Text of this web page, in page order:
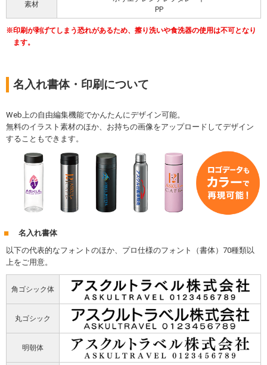
素材
PP
印刷が剥げてしまう恐れがあるため、擦り洗いや食洗器の使用は不可となり
ます。
名入れ書体・印刷について
Web上の自由編集機能でかんたんにデザイン可能。
無料のイラスト素材のほか、お持ちの画像をアップロードしてデザイン
することもできます。
名入れ書体
以下の代表的なフォントのほか、プロ仕様のフォント（書体）70種類以
上をご用意。
角ゴシック体
丸ゴシック
明朝体